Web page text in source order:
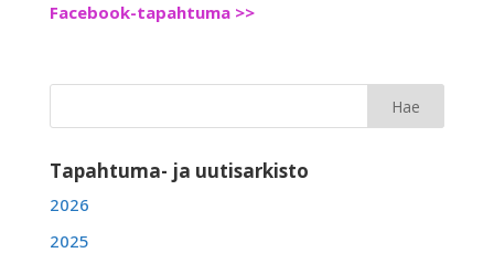
Facebook-tapahtuma >>
Tapahtuma- ja uutisarkisto
2026
2025